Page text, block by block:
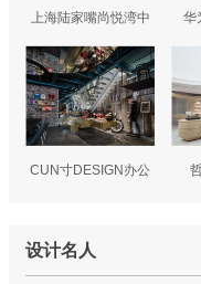
上海陆家嘴尚悦湾中
心
华
CUN寸DESIGN办公
设计名人